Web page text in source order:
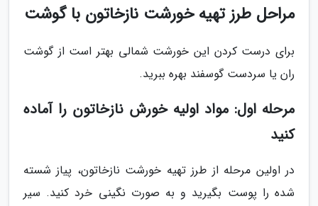
مراحل طرز تهیه خورشت نازخاتون با گوشت
برای درست کردن این خورشت شمالی بهتر است از گوشت
ران یا سردست گوسفند بهره ببرید.
مرحله اول: مواد اولیه خورش نازخاتون را آماده
کنید
در اولین مرحله از طرز تهیه خورشت نازخاتون، پیاز شسته
شده را پوست بگیرید و به صورت نگینی خرد کنید. سیر